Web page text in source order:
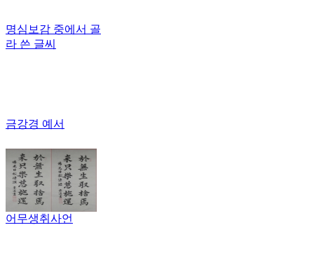
명심보감 중에서 골
라 쓴 글씨
금강경 예서
어무생취사언